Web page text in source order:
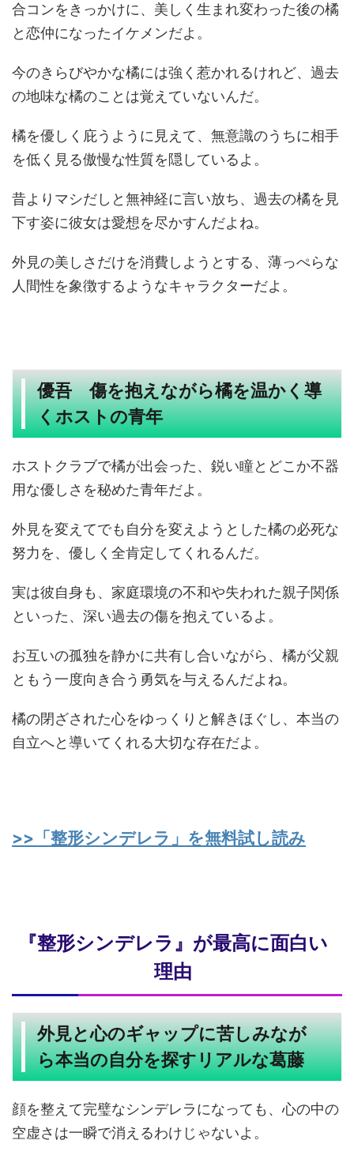
合コンをきっかけに、美しく生まれ変わった後の橘
と恋仲になったイケメンだよ。
今のきらびやかな橘には強く惹かれるけれど、過去
の地味な橘のことは覚えていないんだ。
橘を優しく庇うように見えて、無意識のうちに相手
を低く見る傲慢な性質を隠しているよ。
昔よりマシだしと無神経に言い放ち、過去の橘を見
下す姿に彼女は愛想を尽かすんだよね。
外見の美しさだけを消費しようとする、薄っぺらな
人間性を象徴するようなキャラクターだよ。
優吾 傷を抱えながら橘を温かく導
くホストの青年
ホストクラブで橘が出会った、鋭い瞳とどこか不器
用な優しさを秘めた青年だよ。
外見を変えてでも自分を変えようとした橘の必死な
努力を、優しく全肯定してくれるんだ。
実は彼自身も、家庭環境の不和や失われた親子関係
といった、深い過去の傷を抱えているよ。
お互いの孤独を静かに共有し合いながら、橘が父親
ともう一度向き合う勇気を与えるんだよね。
橘の閉ざされた心をゆっくりと解きほぐし、本当の
自立へと導いてくれる大切な存在だよ。
>>「整形シンデレラ」を無料試し読み
『整形シンデレラ』が最高に面白い
理由
外見と心のギャップに苦しみなが
ら本当の自分を探すリアルな葛藤
顔を整えて完璧なシンデレラになっても、心の中の
空虚さは一瞬で消えるわけじゃないよ。